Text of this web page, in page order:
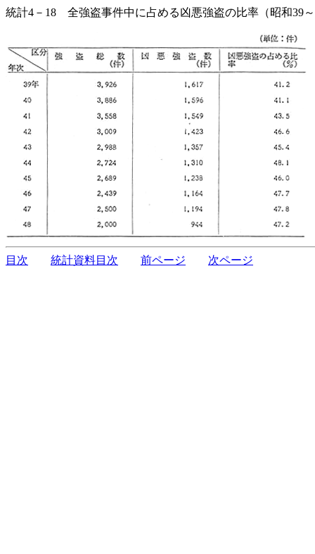
統計4－18 全強盗事件中に占める凶悪強盗の比率（昭和39
目次 統計資料目次 前ページ 次ページ